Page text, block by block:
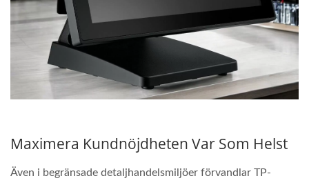
Maximera Kundnöjdheten Var Som Helst
Även i begränsade detaljhandelsmiljöer förvandlar TP-